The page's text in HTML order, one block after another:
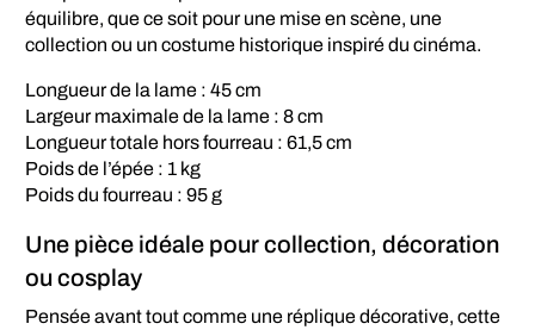
équilibre, que ce soit pour une mise en scène, une
collection ou un costume historique inspiré du cinéma.
Longueur de la lame : 45 cm
Largeur maximale de la lame : 8 cm
Longueur totale hors fourreau : 61,5 cm
Poids de l’épée : 1 kg
Poids du fourreau : 95 g
Une pièce idéale pour collection, décoration
ou cosplay
Pensée avant tout comme une réplique décorative, cette